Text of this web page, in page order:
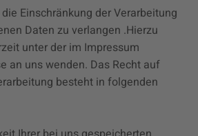
Einschränkung der Verarbeitung
Daten zu verlangen .Hierzu
unter der im Impressum
an uns wenden. Das Recht auf
besteht in folgenden